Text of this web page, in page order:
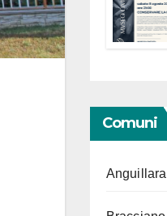
Comuni
Anguillara